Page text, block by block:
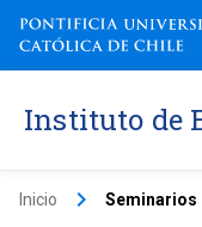
Instituto de
Inicio keyboard_arrow_right Seminarios